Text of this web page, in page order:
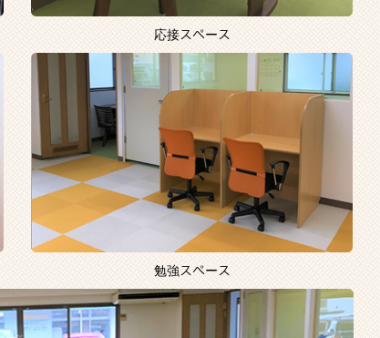
応接スペース
勉強スペース